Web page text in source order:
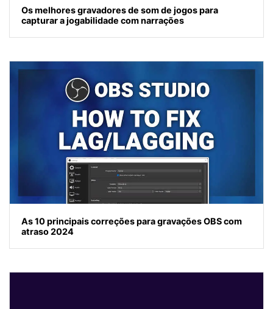
Os melhores gravadores de som de jogos para
capturar a jogabilidade com narrações
As 10 principais correções para gravações OBS com
atraso 2024